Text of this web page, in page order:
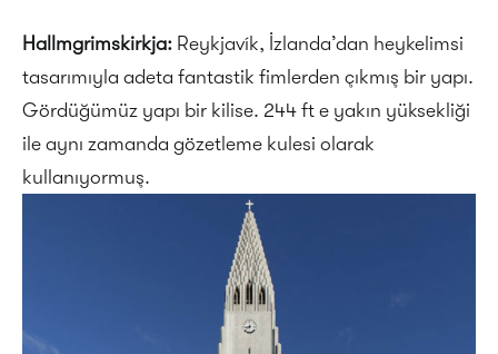
Hallmgrimskirkja: Reykjavík, İzlanda’dan heykelimsi
tasarımıyla adeta fantastik fimlerden çıkmış bir yapı.
Gördüğümüz yapı bir kilise. 244 ft e yakın yüksekliği
ile aynı zamanda gözetleme kulesi olarak
kullanıyormuş.